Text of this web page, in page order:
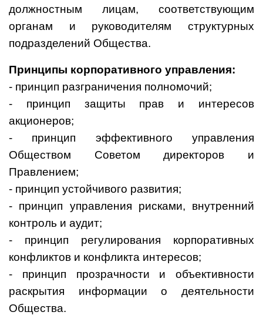
должностным лицам, соответствующим
органам и руководителям структурных
подразделений Общества.
Принципы корпоративного управления:
- принцип разграничения полномочий;
- принцип защиты прав и интересов
акционеров;
- принцип эффективного управления
Обществом Советом директоров и
Правлением;
- принцип устойчивого развития;
- принцип управления рисками, внутренний
контроль и аудит;
- принцип регулирования корпоративных
конфликтов и конфликта интересов;
- принцип прозрачности и объективности
раскрытия информации о деятельности
Общества.